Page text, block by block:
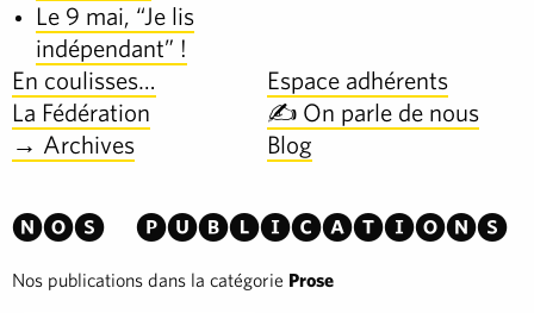
Le 9 mai, “Je lis
indépendant” !
En coulisses…
Espace adhérents
La Fédération
✍️ On parle de nous
→ Archives
Blog
Nos publications
Nos publications dans la catégorie Prose